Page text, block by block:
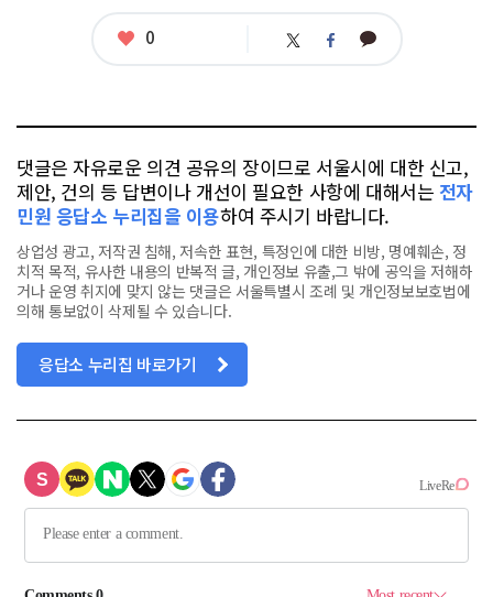
좋
0 트 페 카
댓글은 자유로운 의견 공유의 장이므로 서울시에 대한 신고,
제안, 건의 등 답변이나 개선이 필요한 사항에 대해서는 전자
민원 응답소 누리집을 이용하여 주시기 바랍니다.
상업성 광고, 저작권 침해, 저속한 표현, 특정인에 대한 비방, 명예훼손, 정
치적 목적, 유사한 내용의 반복적 글, 개인정보 유출,그 밖에 공익을 저해하
거나 운영 취지에 맞지 않는 댓글은 서울특별시 조례 및 개인정보보호법에
의해 통보없이 삭제될 수 있습니다.
응답소 누리집 바로가기